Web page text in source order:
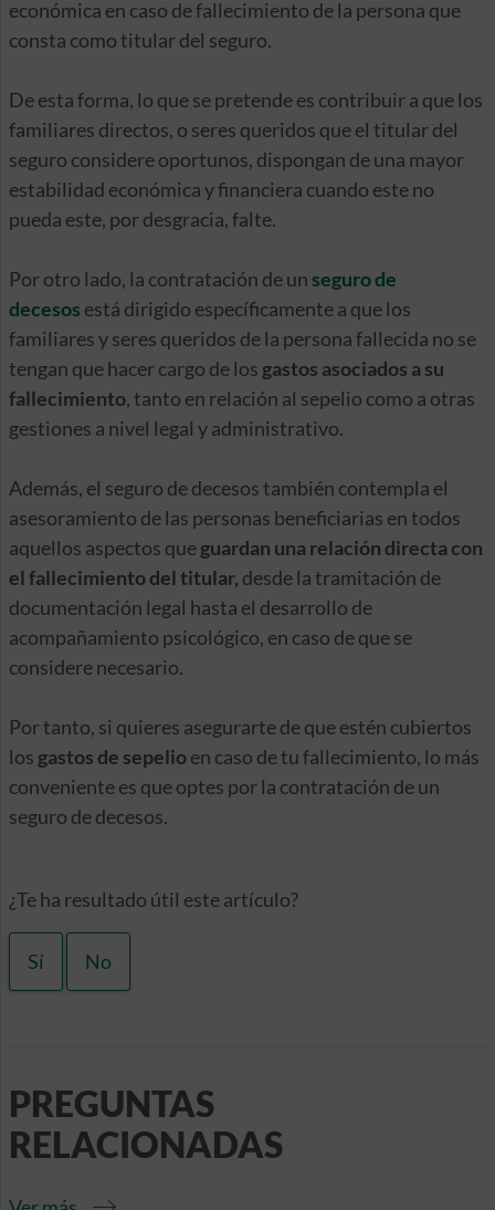
económica en caso de fallecimiento de la persona que
consta como titular del seguro.
De esta forma, lo que se pretende es contribuir a que los
familiares directos, o seres queridos que el titular del
seguro considere oportunos, dispongan de una mayor
estabilidad económica y financiera cuando este no
pueda este, por desgracia, falte.
Por otro lado, la contratación de unseguro de
decesos está dirigido específicamente a que los
familiares y seres queridos de la persona fallecida no se
tengan que hacer cargo de los gastos asociados a su
fallecimiento, tanto en relación al sepelio como a otras
gestiones a nivel legal y administrativo.
Además, el seguro de decesos también contempla el
asesoramiento de las personas beneficiarias en todos
aquellos aspectos queguardan una relación directa con
el fallecimiento del titular, desde la tramitación de
documentación legal hasta el desarrollo de
acompañamiento psicológico, en caso de que se
considere necesario.
Por tanto, si quieres asegurarte de que estén cubiertos
los gastos de sepelioen caso de tu fallecimiento, lo más
conveniente es que optes por la contratación de un
seguro de decesos.
¿Te ha resultado útil este artículo?
Sí No
PREGUNTAS
RELACIONADAS